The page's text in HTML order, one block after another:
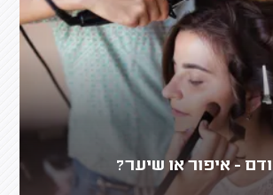
- איפור או שיער?